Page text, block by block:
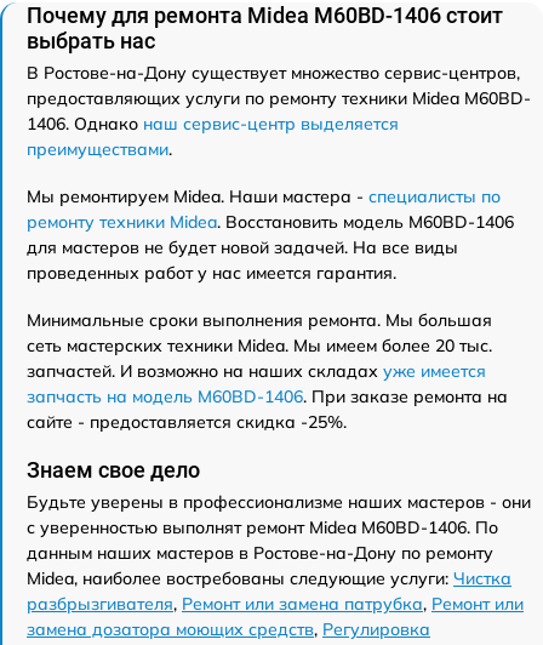
Почему для ремонта Midea M60BD-1406 стоит
выбрать нас
В Ростове-на-Дону существует множество сервис-центров,
предоставляющих услуги по ремонту техники Midea M60BD-
1406. Однако наш сервис-центр выделяется
преимуществами.
Мы ремонтируем Midea. Наши мастера - специалисты по
ремонту техники Midea. Восстановить модель M60BD-1406
для мастеров не будет новой задачей. На все виды
проведенных работ у нас имеется гарантия.
Минимальные сроки выполнения ремонта. Мы большая
сеть мастерских техники Midea. Мы имеем более 20 тыс.
запчастей. И возможно на наших складах уже имеется
запчасть на модель M60BD-1406. При заказе ремонта на
сайте - предоставляется скидка -25%.
Знаем свое дело
Будьте уверены в профессионализме наших мастеров - они
с уверенностью выполнят ремонт Midea M60BD-1406. По
данным наших мастеров в Ростове-на-Дону по ремонту
Midea, наиболее востребованы следующие услуги: Чистка
разбрызгивателя, Ремонт или замена патрубка, Ремонт или
замена дозатора моющих средств, Регулировка